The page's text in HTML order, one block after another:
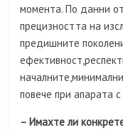
момента. По данни
прецизността на
предишните
повече при апарата
– Имахте ли